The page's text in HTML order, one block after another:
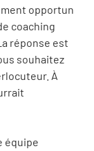
opportun
coaching
réponse est
souhaitez
À
équipe